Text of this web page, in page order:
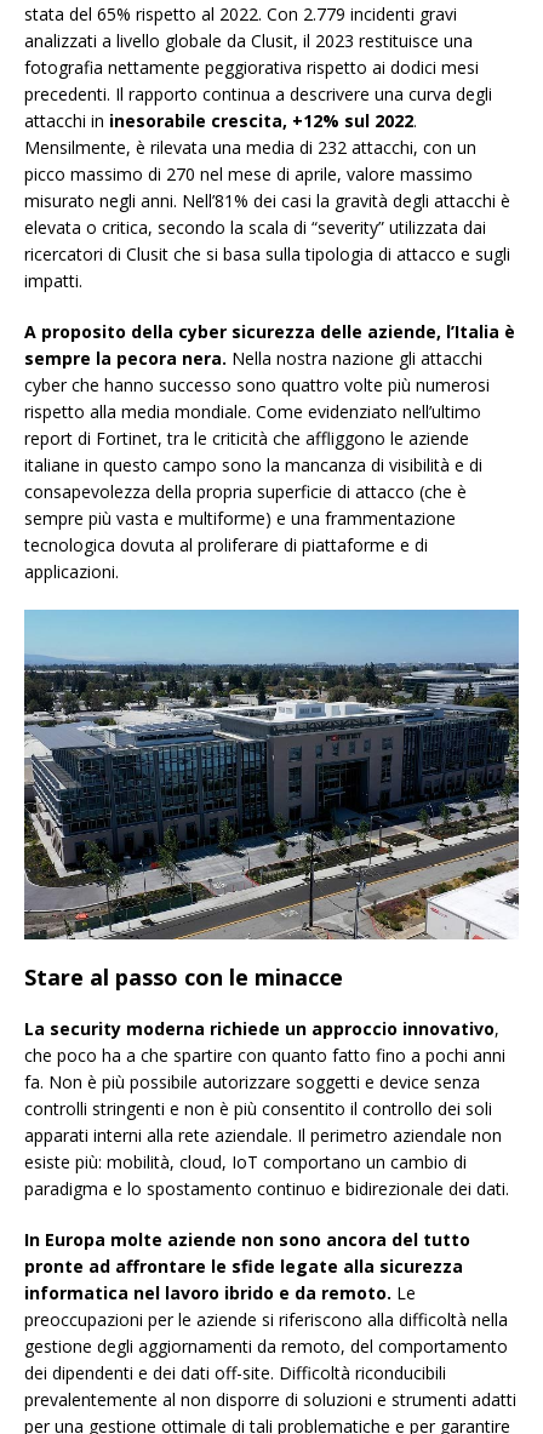
stata del 65% rispetto al 2022. Con 2.779 incidenti gravi
analizzati a livello globale da Clusit, il 2023 restituisce una
fotografia nettamente peggiorativa rispetto ai dodici mesi
precedenti. Il rapporto continua a descrivere una curva degli
attacchi in inesorabile crescita, +12% sul 2022.
Mensilmente, è rilevata una media di 232 attacchi, con un
picco massimo di 270 nel mese di aprile, valore massimo
misurato negli anni. Nell’81% dei casi la gravità degli attacchi è
elevata o critica, secondo la scala di “severity” utilizzata dai
ricercatori di Clusit che si basa sulla tipologia di attacco e sugli
impatti.
A proposito della cyber sicurezza delle aziende, l’Italia è
sempre la pecora nera. Nella nostra nazione gli attacchi
cyber che hanno successo sono quattro volte più numerosi
rispetto alla media mondiale. Come evidenziato nell’ultimo
report di Fortinet, tra le criticità che affliggono le aziende
italiane in questo campo sono la mancanza di visibilità e di
consapevolezza della propria superficie di attacco (che è
sempre più vasta e multiforme) e una frammentazione
tecnologica dovuta al proliferare di piattaforme e di
applicazioni.
Stare al passo con le minacce
La security moderna richiede un approccio innovativo,
che poco ha a che spartire con quanto fatto fino a pochi anni
fa. Non è più possibile autorizzare soggetti e device senza
controlli stringenti e non è più consentito il controllo dei soli
apparati interni alla rete aziendale. Il perimetro aziendale non
esiste più: mobilità, cloud, IoT comportano un cambio di
paradigma e lo spostamento continuo e bidirezionale dei dati.
In Europa molte aziende non sono ancora del tutto
pronte ad affrontare le sfide legate alla sicurezza
informatica nel lavoro ibrido e da remoto. Le
preoccupazioni per le aziende si riferiscono alla difficoltà nella
gestione degli aggiornamenti da remoto, del comportamento
dei dipendenti e dei dati off-site. Difficoltà riconducibili
prevalentemente al non disporre di soluzioni e strumenti adatti
per una gestione ottimale di tali problematiche e per garantire